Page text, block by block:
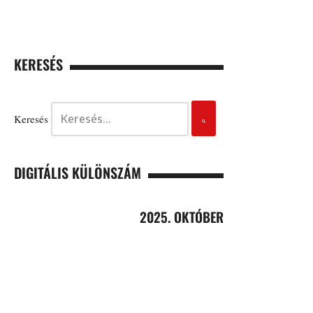
KERESÉS
Keresés
DIGITÁLIS KÜLÖNSZÁM
2025. OKTÓBER